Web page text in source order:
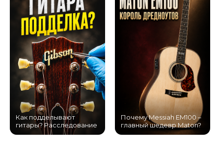
Как подделывают
гитары? Расследование
Почему Messiah EM100 –
главный шедевр Maton?